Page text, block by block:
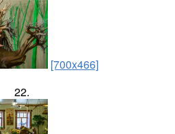
[700x466]
22.